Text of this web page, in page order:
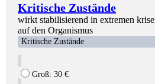
Kritische Zustände
wirkt stabilisierend in extremen
auf den Organismus
Kritische Zustände
Groß: 30 €